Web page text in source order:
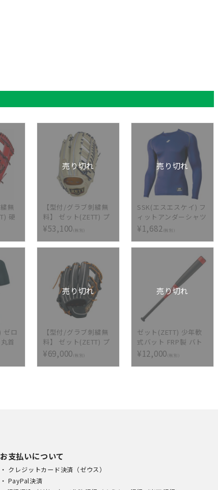
無
硬
プ
リー
今
硬
無
取
1
)]
売り切れ
【型付/グラブ刺繍無
料】 ゼット(ZETT) プ
ロステイタス 硬式オ
ーダーグラブ スポコ
バオリジナル 117型
硬式グラブ刺繍2ヶ所
無料(単色のみ)※縁取
り・影付きの場合、1
ヶ所+3300円(税込)]
¥53,100(税別)
売り切れ
SSK(エスエスケイ) フ
ィットアンダーシャツ
ローネック 長袖
SCB019LL-80
¥1,682 (税別)
ゼロ
首
売り切れ
【型付/グラブ刺繍無
料】 ゼット(ZETT) プ
ロステイタス プレミ
アム 硬式グラブ 外野
¥69,000(税別)
売り切れ
ゼット(ZETT) 少年軟
式バット FRP製 バト
ルツインST
BCT70078-6400
¥12,000(税別)
お支払いについて
・ クレジットカード決済（ゼウス）
・ PayPal決済